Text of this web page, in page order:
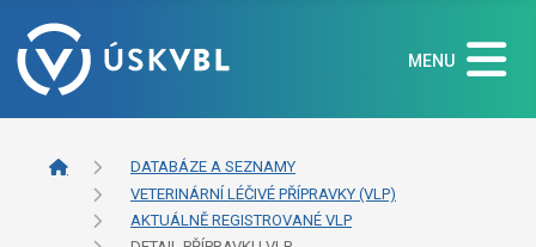
MENU
DATABÁZE A SEZNAMY
VETERINÁRNÍ LÉČIVÉ PŘÍPRAVKY (VLP)
AKTUÁLNĚ REGISTROVANÉ VLP